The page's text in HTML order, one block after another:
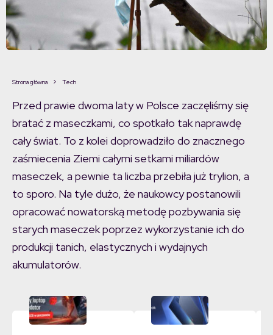
Strona główna Tech
Przed prawie dwoma laty w Polsce zaczęliśmy się
bratać z maseczkami, co spotkało tak naprawdę
cały świat. To z kolei doprowadziło do znacznego
zaśmiecenia Ziemi całymi setkami miliardów
maseczek, a pewnie ta liczba przebiła już trylion, a
to sporo. Na tyle dużo, że naukowcy postanowili
opracować nowatorską metodę pozbywania się
starych maseczek poprzez wykorzystanie ich do
produkcji tanich, elastycznych i wydajnych
akumulatorów.